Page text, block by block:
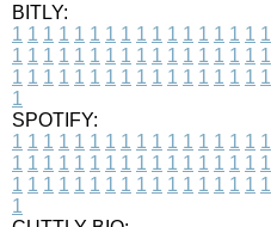
BITLY:
1 1 1 1 1 1 1 1 1 1 1 1 1 1 1 1 1
1 1 1 1 1 1 1 1 1 1 1 1 1 1 1 1 1
1 1 1 1 1 1 1 1 1 1 1 1 1 1 1 1 1
1
SPOTIFY:
1 1 1 1 1 1 1 1 1 1 1 1 1 1 1 1 1
1 1 1 1 1 1 1 1 1 1 1 1 1 1 1 1 1
1 1 1 1 1 1 1 1 1 1 1 1 1 1 1 1 1
1